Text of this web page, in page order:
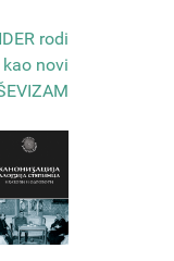
rodi
kao novi